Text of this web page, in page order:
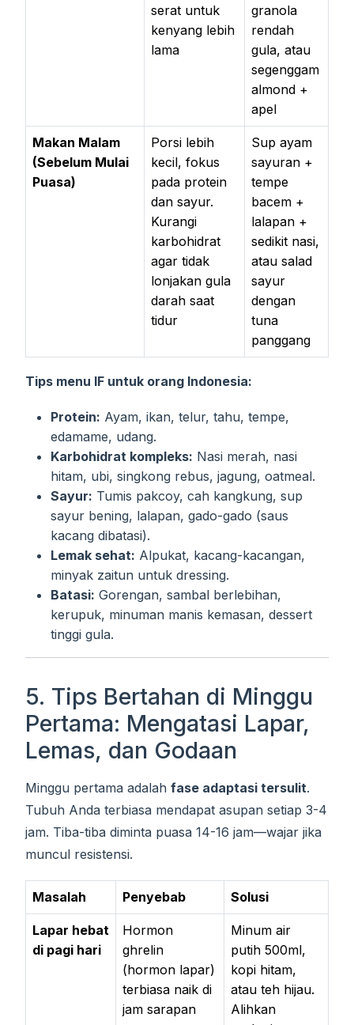
serat untuk
kenyang lebih
lama
granola
rendah
gula, atau
segenggam
almond +
apel
Makan Malam
(Sebelum Mulai
Puasa)
Porsi lebih
kecil, fokus
pada protein
dan sayur.
Kurangi
karbohidrat
agar tidak
lonjakan gula
darah saat
tidur
Sup ayam
sayuran +
tempe
bacem +
lalapan +
sedikit nasi,
atau salad
sayur
dengan
tuna
panggang
Tips menu IF untuk orang Indonesia:
Protein: Ayam, ikan, telur, tahu, tempe,
edamame, udang.
Karbohidrat kompleks: Nasi merah, nasi
hitam, ubi, singkong rebus, jagung, oatmeal.
Sayur: Tumis pakcoy, cah kangkung, sup
sayur bening, lalapan, gado-gado (saus
kacang dibatasi).
Lemak sehat: Alpukat, kacang-kacangan,
minyak zaitun untuk dressing.
Batasi: Gorengan, sambal berlebihan,
kerupuk, minuman manis kemasan, dessert
tinggi gula.
5. Tips Bertahan di Minggu
Pertama: Mengatasi Lapar,
Lemas, dan Godaan
Minggu pertama adalah fase adaptasi tersulit.
Tubuh Anda terbiasa mendapat asupan setiap 3-4
jam. Tiba-tiba diminta puasa 14-16 jam—wajar jika
muncul resistensi.
Masalah Penyebab Solusi
Lapar hebat
di pagi hari
Hormon
ghrelin
(hormon lapar)
terbiasa naik di
jam sarapan
Minum air
putih 500ml,
kopi hitam,
atau teh hijau.
Alihkan